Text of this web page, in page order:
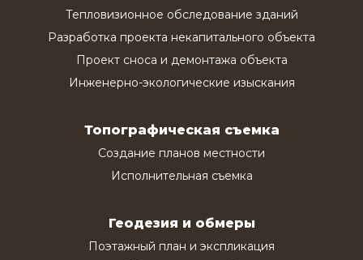
Тепловизионное обследование зданий
Разработка проекта некапитального объекта
Проект сноса и демонтажа объекта
Инженерно-экологические изыскания
Топографическая съемка
Создание планов местности
Исполнительная съемка
Геодезия и обмеры
Поэтажный план и экспликация